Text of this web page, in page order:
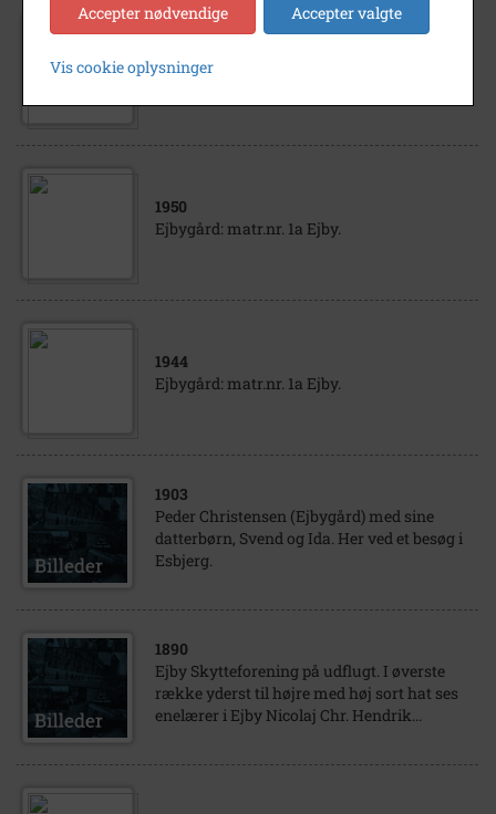
Ejbygård: matr.nr. 1a Ejby.
1950
Ejbygård: matr.nr. 1a Ejby.
1944
Ejbygård: matr.nr. 1a Ejby.
1903
Peder Christensen (Ejbygård) med sine
datterbørn, Svend og Ida. Her ved et besøg i
Esbjerg.
1890
Ejby Skytteforening på udflugt. I øverste
række yderst til højre med høj sort hat ses
enelærer i Ejby Nicolaj Chr. Hendrik...
Accepter nødvendige Accepter valgte
Vis cookie oplysninger